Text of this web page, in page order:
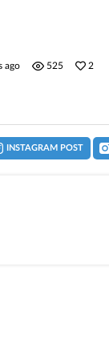
ago 525 2
INSTAGRAM POST